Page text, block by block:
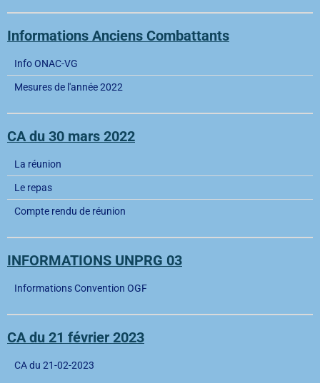
Informations Anciens Combattants
Info ONAC-VG
Mesures de l'année 2022
CA du 30 mars 2022
La réunion
Le repas
Compte rendu de réunion
INFORMATIONS UNPRG 03
Informations Convention OGF
CA du 21 février 2023
CA du 21-02-2023